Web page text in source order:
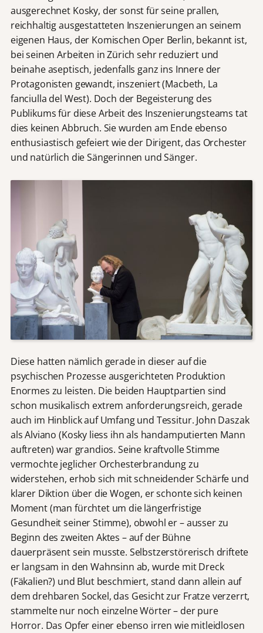
ausgerechnet Kosky, der sonst für seine prallen,
reichhaltig ausgestatteten Inszenierungen an seinem
eigenen Haus, der Komischen Oper Berlin, bekannt ist,
bei seinen Arbeiten in Zürich sehr reduziert und
beinahe aseptisch, jedenfalls ganz ins Innere der
Protagonisten gewandt, inszeniert (Macbeth, La
fanciulla del West). Doch der Begeisterung des
Publikums für diese Arbeit des Inszenierungsteams tat
dies keinen Abbruch. Sie wurden am Ende ebenso
enthusiastisch gefeiert wie der Dirigent, das Orchester
und natürlich die Sängerinnen und Sänger.
Diese hatten nämlich gerade in dieser auf die
psychischen Prozesse ausgerichteten Produktion
Enormes zu leisten. Die beiden Hauptpartien sind
schon musikalisch extrem anforderungsreich, gerade
auch im Hinblick auf Umfang und Tessitur. John Daszak
als Alviano (Kosky liess ihn als handamputierten Mann
auftreten) war grandios. Seine kraftvolle Stimme
vermochte jeglicher Orchesterbrandung zu
widerstehen, erhob sich mit schneidender Schärfe und
klarer Diktion über die Wogen, er schonte sich keinen
Moment (man fürchtet um die längerfristige
Gesundheit seiner Stimme), obwohl er – ausser zu
Beginn des zweiten Aktes – auf der Bühne
dauerpräsent sein musste. Selbstzerstörerisch driftete
er langsam in den Wahnsinn ab, wurde mit Dreck
(Fäkalien?) und Blut beschmiert, stand dann allein auf
dem drehbaren Sockel, das Gesicht zur Fratze verzerrt,
stammelte nur noch einzelne Wörter – der pure
Horror. Das Opfer einer ebenso irren wie mitleidlosen